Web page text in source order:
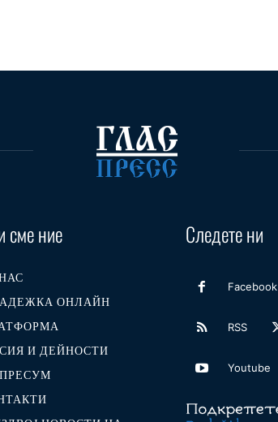
сме ние
ОНЛАЙН
И ДЕЙНОСТИ
Следете ни
Facebook
RSS
Youtube